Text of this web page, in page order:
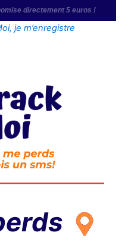
30 jours, livraison offerte
je m’enregistre